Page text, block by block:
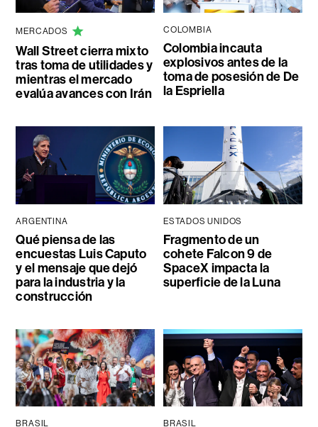
MERCADOS
Wall Street cierra mixto
tras toma de utilidades y
mientras el mercado
evalúa avances con Irán
COLOMBIA
Colombia incauta
explosivos antes de la
toma de posesión de De
la Espriella
ARGENTINA
Qué piensa de las
encuestas Luis Caputo
y el mensaje que dejó
para la industria y la
construcción
ESTADOS UNIDOS
Fragmento de un
cohete Falcon 9 de
SpaceX impacta la
superficie de la Luna
BRASIL BRASIL